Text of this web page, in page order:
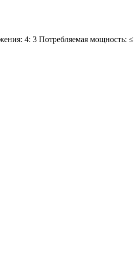
4: 3 Потребляемая мощность: